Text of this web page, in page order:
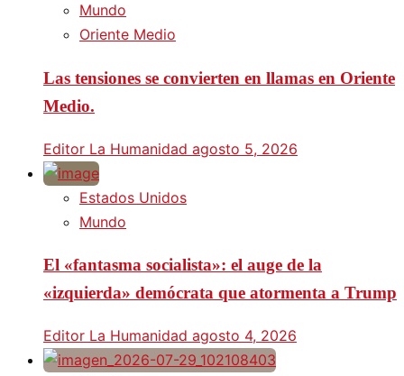
Mundo
Oriente Medio
Las tensiones se convierten en llamas en Oriente
Medio.
Editor La Humanidad agosto 5, 2026
Estados Unidos
Mundo
El «fantasma socialista»: el auge de la
«izquierda» demócrata que atormenta a Trump
Editor La Humanidad agosto 4, 2026